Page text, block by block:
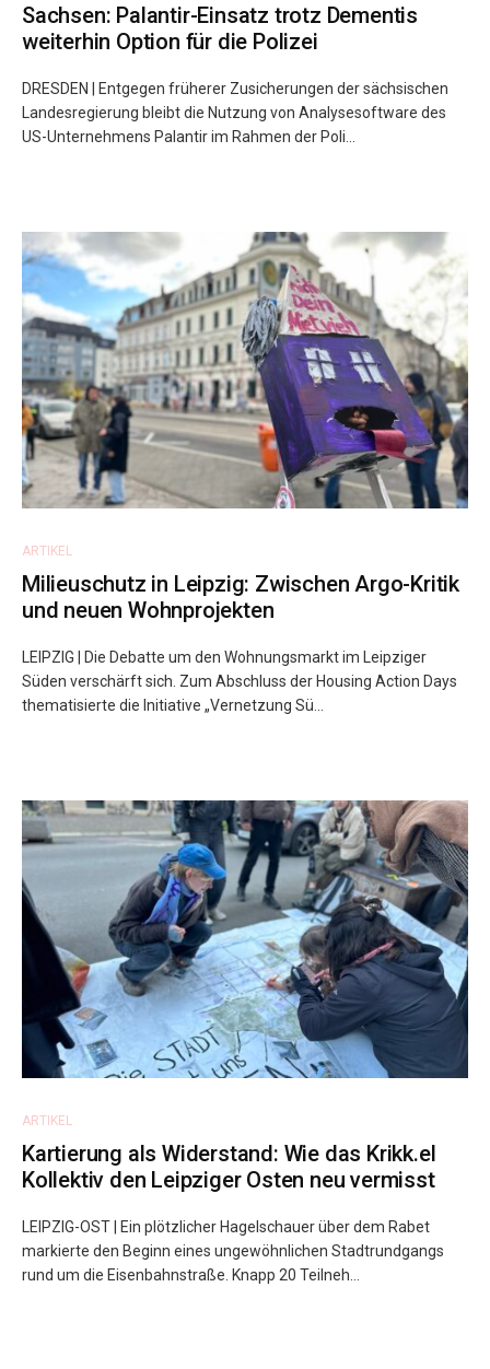
Sachsen: Palantir-Einsatz trotz Dementis
weiterhin Option für die Polizei
DRESDEN | Entgegen früherer Zusicherungen der sächsischen
Landesregierung bleibt die Nutzung von Analysesoftware des
US-Unternehmens Palantir im Rahmen der Poli...
ARTIKEL
Milieuschutz in Leipzig: Zwischen Argo-Kritik
und neuen Wohnprojekten
LEIPZIG | Die Debatte um den Wohnungsmarkt im Leipziger
Süden verschärft sich. Zum Abschluss der Housing Action Days
thematisierte die Initiative „Vernetzung Sü...
ARTIKEL
Kartierung als Widerstand: Wie das Krikk.el
Kollektiv den Leipziger Osten neu vermisst
LEIPZIG-OST | Ein plötzlicher Hagelschauer über dem Rabet
markierte den Beginn eines ungewöhnlichen Stadtrundgangs
rund um die Eisenbahnstraße. Knapp 20 Teilneh...